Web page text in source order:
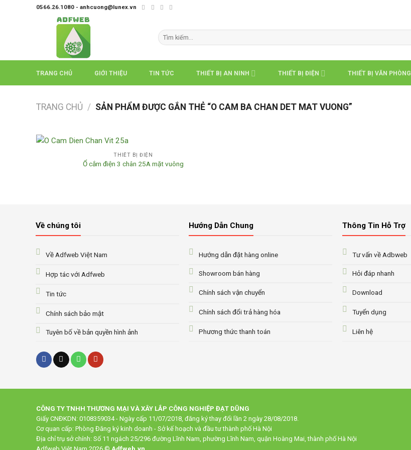
0566.26.1080 - anhcuong@lunex.vn
Tìm
kiếm:
TRANG CHỦ GIỚI THIỆU TIN TỨC THIẾT BỊ AN NINH THIẾT BỊ ĐIỆN THIẾT BỊ VĂN PHÒNG
TRANG CHỦ / SẢN PHẨM ĐƯỢC GẮN THẺ “O CAM BA CHAN DET MAT VUONG”
THIẾT BỊ ĐIỆN
Ổ cắm điện 3 chân 25A mặt vuông
Về chúng tôi
Về Adfweb Việt Nam
Hợp tác với Adfweb
Tin tức
Chính sách bảo mật
Tuyên bố về bản quyền hình ảnh
Hướng Dẫn Chung
Hướng dẫn đặt hàng online
Showroom bán hàng
Chính sách vận chuyển
Chính sách đổi trả hàng hóa
Phương thức thanh toán
Thông Tin Hỗ Trợ
Tư vấn về Adbweb
Hỏi đáp nhanh
Download
Tuyển dụng
Liên hệ
CÔNG TY TNHH THƯƠNG MẠI VÀ XÂY LẮP CÔNG NGHIỆP ĐẠT DŨNG
Giấy CNĐKDN: 0108359034 - Ngày cấp 11/07/2018, đăng ký thay đổi lần 2 ngày 28/08/2018.
Cơ quan cấp: Phòng Đăng ký kinh doanh - Sở kế hoạch và đầu tư thành phố Hà Nội
Địa chỉ trụ sở chính: Số 11 ngách 25/296 đường Lĩnh Nam, phường Lĩnh Nam, quận Hoàng Mai, thành phố Hà Nội